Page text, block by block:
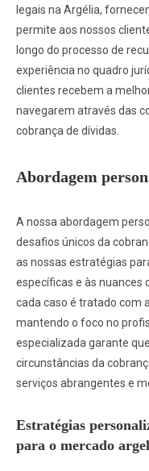
legais na Argélia,
permite aos nossos
longo do processo de
experiência no quadro
clientes recebem a
navegarem através das
cobrança de dívidas.
Abordagem
A nossa abordagem
desafios únicos da
as nossas estratégias
específicas e às nuances
cada caso é tratado com
mantendo o foco no
especializada garante
circunstâncias da
serviços abrangentes e
Estratégias
para o mercado